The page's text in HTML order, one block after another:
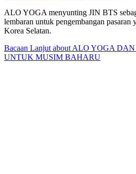
ALO YOGA menyunting JIN BTS
lembaran untuk pengembangan pasaran
Korea Selatan.
Bacaan Lanjut about ALO YOGA
UNTUK MUSIM BAHARU